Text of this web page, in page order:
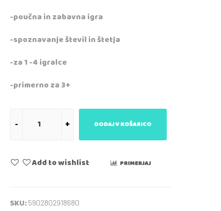
-poučna in zabavna igra
-spoznavanje števil in štetja
-za 1 -4 igralce
-primerno za 3+
DODAJ V KOŠARICO
Add to wishlist PRIMERJAJ
SKU: 5902802918680